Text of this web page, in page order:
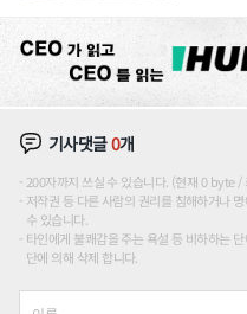
기사댓글0개
200자까지 쓰실 수 있습니다. (현재 0 byte
저작권 등 다른 사람의 권리를 침해하거나
수 있습니다.
타인에게 불쾌감을 주는 욕설 등 비하하는
단에 의해 삭제 합니다.